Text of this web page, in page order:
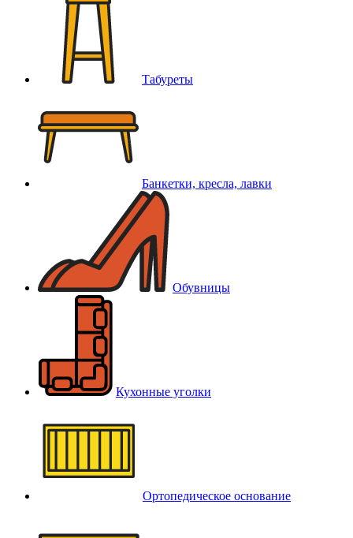
Табуреты
Банкетки, кресла, лавки
Обувницы
Кухонные уголки
Ортопедическое основание